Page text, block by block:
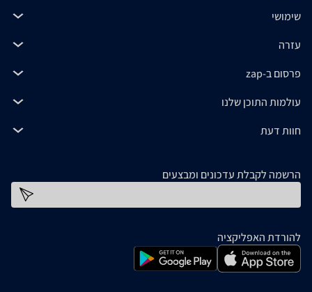
שימושי
עזרה
פרסום ב-zap
עולמות התוכן שלנו
חוות דעת
הרשמה לקבלת עדכונים ומבצעים
להורדת האפליקציה